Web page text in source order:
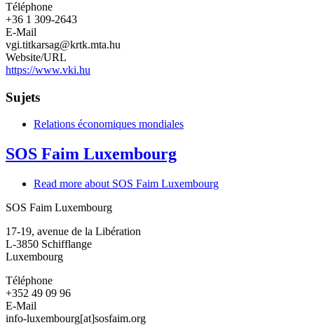
Téléphone
+36 1 309-2643
E-Mail
vgi.titkarsag@krtk.mta.hu
Website/URL
https://www.vki.hu
Sujets
Relations économiques mondiales
SOS Faim Luxembourg
Read more about SOS Faim Luxembourg
SOS Faim Luxembourg
17-19, avenue de la Libération
L-3850 Schifflange
Luxembourg
Téléphone
+352 49 09 96
E-Mail
info-luxembourg[at]sosfaim.org